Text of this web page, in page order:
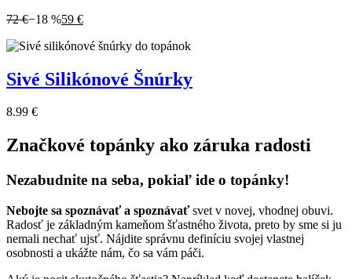
72 €−18 %59 €
Sivé Silikónové Šnúrky
8.99 €
Značkové topánky ako záruka radosti
Nezabudnite na seba, pokiaľ ide o topánky!
Nebojte sa spoznávať a spoznávaťsvet v novej, vhodnej obuvi.
Radosť je základným kameňom šťastného života, preto by sme si ju
nemali nechať ujsť. Nájdite správnu definíciu svojej vlastnej
osobnosti a ukážte nám, čo sa vám páči.